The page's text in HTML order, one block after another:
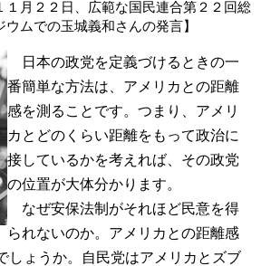
１月２２日、広範な国民連合第２２回総
ムでの玉城義和さんの発言】
日本の政党を定義づけるときの一
番簡単な方法は、アメリカとの距離
感を測ることです。つまり、アメリ
カとどのくらい距離をもって政治に
接しているかを考えれば、その政党
の位置が大体分かります。
なぜ安保法制がそれほど民意を得
られないのか。アメリカとの距離感
しょうか。自民党はアメリカとズブ